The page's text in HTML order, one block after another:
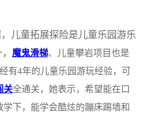
儿童拓展探险是儿童乐园游乐
魔鬼滑梯、儿童攀岩项目也是
有4年的儿童乐园游玩经验，可
关全通关，她表示，希望能在口
学下，能学会酷炫的蹦床踢墙和